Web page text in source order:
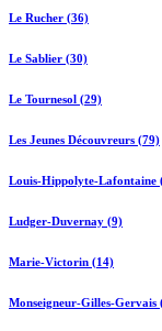
Le Rucher (36)
Le Sablier (30)
Le Tournesol (29)
Les Jeunes Découvreurs (79)
Louis-Hippolyte-Lafontaine
Ludger-Duvernay (9)
Marie-Victorin (14)
Monseigneur-Gilles-Gervais